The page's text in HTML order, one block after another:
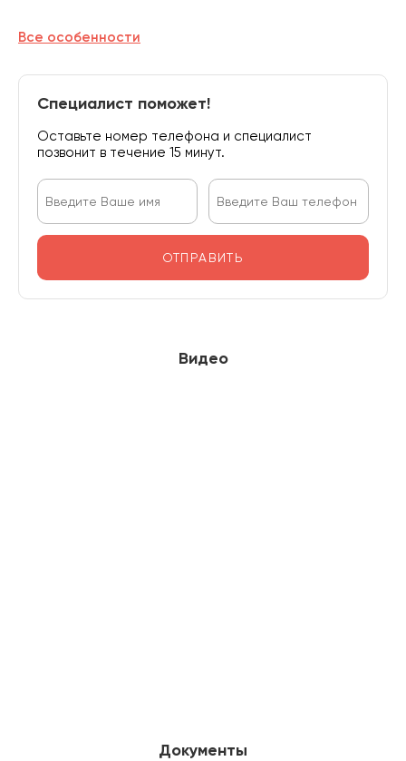
Все особенности
Специалист поможет!
Оставьте номер телефона и специалист
позвонит в течение 15 минут.
ОТПРАВИТЬ
Видео
Документы